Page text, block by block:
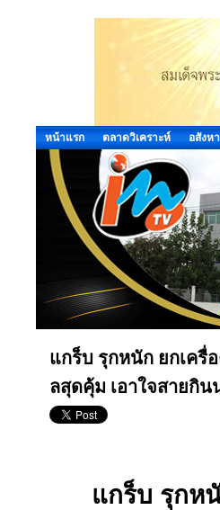
หน้าแรก ตลาดวิเคราะห์ อสังหา
แกร็บ รุกหนัก ยกเครื่
ลสุดคุ้ม เอาใจสายกิ
แกร็บ รุกห